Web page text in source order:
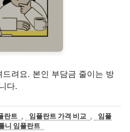
려요. 본인 부담금 줄이는 방
다.
란트 , 임플란트 가격 비교 ,
임플
니 임플란트